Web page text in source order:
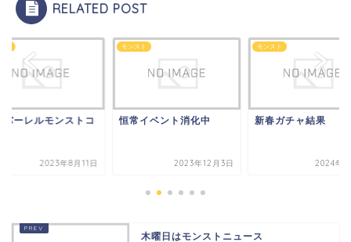
RELATED POST
バーレルモンストコ
2023年8月11日
モンスト
恒常イベント消化中
2023年12月3日
モンスト
新春ガチャ結果
2024年1
木曜日はモンストニュース